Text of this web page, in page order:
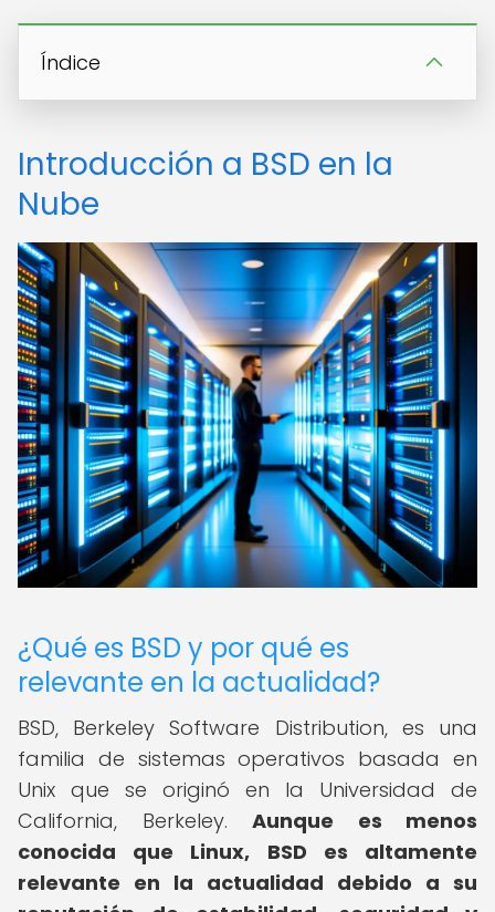
Índice
Introducción a BSD en la
Nube
¿Qué es BSD y por qué es
relevante en la actualidad?
BSD, Berkeley Software Distribution, es una
familia de sistemas operativos basada en
Unix que se originó en la Universidad de
California, Berkeley. Aunque es menos
conocida que Linux, BSD es altamente
relevante en la actualidad debido a su